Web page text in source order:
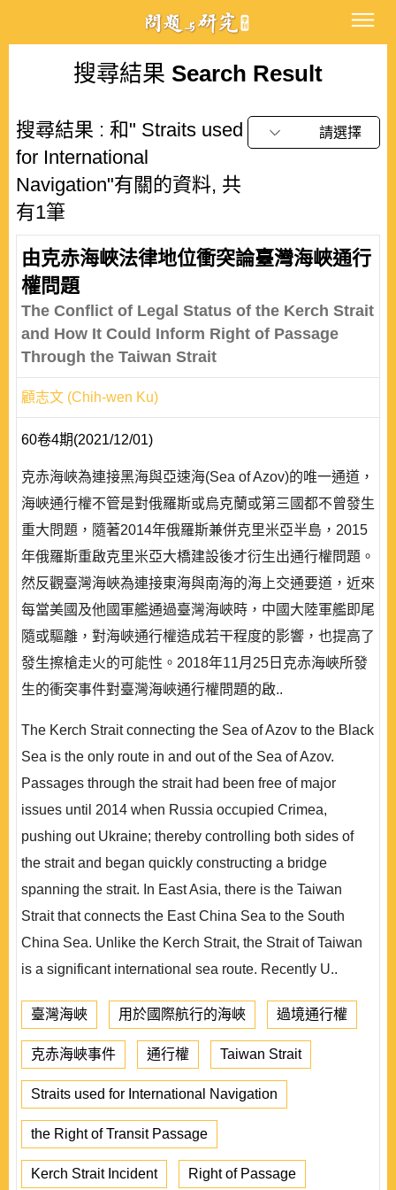
搜尋結果 Search Result
搜尋結果 : 和" Straits used
for International
Navigation"有關的資料, 共
有1筆
請選擇
由克赤海峽法律地位衝突論臺灣海峽通行
權問題
The Conflict of Legal Status of the Kerch Strait
and How It Could Inform Right of Passage
Through the Taiwan Strait
顧志文 (Chih-wen Ku)
60卷4期(2021/12/01)
克赤海峽為連接黑海與亞速海(Sea of Azov)的唯一通道，
海峽通行權不管是對俄羅斯或烏克蘭或第三國都不曾發生
重大問題，隨著2014年俄羅斯兼併克里米亞半島，2015
年俄羅斯重啟克里米亞大橋建設後才衍生出通行權問題。
然反觀臺灣海峽為連接東海與南海的海上交通要道，近來
每當美國及他國軍艦通過臺灣海峽時，中國大陸軍艦即尾
隨或驅離，對海峽通行權造成若干程度的影響，也提高了
發生擦槍走火的可能性。2018年11月25日克赤海峽所發
生的衝突事件對臺灣海峽通行權問題的啟..
The Kerch Strait connecting the Sea of Azov to the Black
Sea is the only route in and out of the Sea of Azov.
Passages through the strait had been free of major
issues until 2014 when Russia occupied Crimea,
pushing out Ukraine; thereby controlling both sides of
the strait and began quickly constructing a bridge
spanning the strait. In East Asia, there is the Taiwan
Strait that connects the East China Sea to the South
China Sea. Unlike the Kerch Strait, the Strait of Taiwan
is a significant international sea route. Recently U..
臺灣海峽 用於國際航行的海峽 過境通行權
克赤海峽事件 通行權 Taiwan Strait
Straits used for International Navigation
the Right of Transit Passage
Kerch Strait Incident Right of Passage